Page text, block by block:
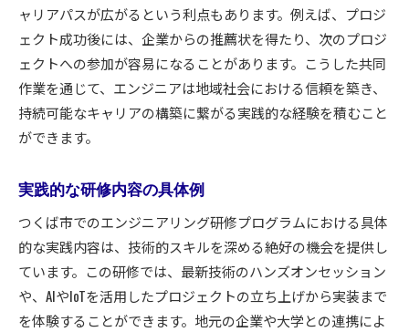
ャリアパスが広がるという利点もあります。例えば、プロジ
ェクト成功後には、企業からの推薦状を得たり、次のプロジ
ェクトへの参加が容易になることがあります。こうした共同
作業を通じて、エンジニアは地域社会における信頼を築き、
持続可能なキャリアの構築に繋がる実践的な経験を積むこと
ができます。
実践的な研修内容の具体例
つくば市でのエンジニアリング研修プログラムにおける具体
的な実践内容は、技術的スキルを深める絶好の機会を提供し
ています。この研修では、最新技術のハンズオンセッション
や、AIやIoTを活用したプロジェクトの立ち上げから実装まで
を体験することができます。地元の企業や大学との連携によ